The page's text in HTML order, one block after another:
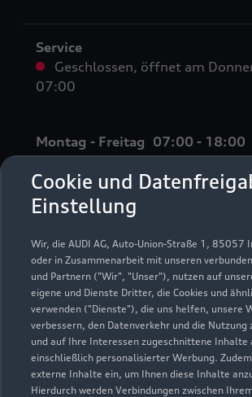
Cookie und
Einstellung
Wir, die AUDI AG, Auto-Union-Straße 1, 85057
oder in Zusammenarbeit mit unseren
und Partnern ("Wir", "Unser"), nutzen auf
eigene und Dienste Dritter, die Cookies und
verwenden ("Dienste"), die uns helfen, unsere
verbessern, den Datenverkehr und die Nutzung
und auf Ihre Interessen zugeschnittene Inhalte
einschließlich personalisierter Werbung.
externe Inhalte ein, um Ihnen diese Inhalte
Hierdurch werden Verbindungen zwischen
Service
Geschlossen, öffnet am
07:00
Montag - Freitag 07:00 - 18:00
Samstag
07:00 - 13:00
Sonntag
Sonntags und außerhalb der
Sie unseren Notdienst Jesteburg unter: